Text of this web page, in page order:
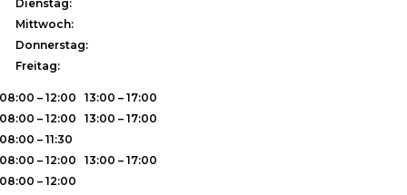
Dienstag:
Mittwoch:
Donnerstag:
Freitag:
08:00 – 12:00 13:00 – 17:00
08:00 – 12:00 13:00 – 17:00
08:00 – 11:30
08:00 – 12:00 13:00 – 17:00
08:00 – 12:00